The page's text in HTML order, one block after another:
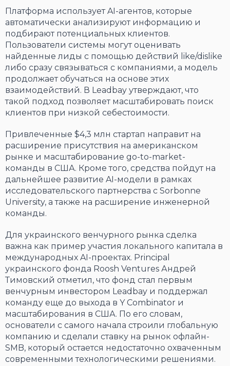
Платформа использует AI-агентов, которые
автоматически анализируют информацию и
подбирают потенциальных клиентов.
Пользователи системы могут оценивать
найденные лиды с помощью действий like/dislike
либо сразу связываться с компаниями, а модель
продолжает обучаться на основе этих
взаимодействий. В Leadbay утверждают, что
такой подход позволяет масштабировать поиск
клиентов при низкой себестоимости.
Привлеченные $4,3 млн стартап направит на
расширение присутствия на американском
рынке и масштабирование go-to-market-
команды в США. Кроме того, средства пойдут на
дальнейшее развитие AI-модели в рамках
исследовательского партнерства с Sorbonne
University, а также на расширение инженерной
команды.
Для украинского венчурного рынка сделка
важна как пример участия локального капитала в
международных AI-проектах. Principal
украинского фонда Roosh Ventures Андрей
Тимовский отметил, что фонд стал первым
венчурным инвестором Leadbay и поддержал
команду еще до выхода в Y Combinator и
масштабирования в США. По его словам,
основатели с самого начала строили глобальную
компанию и сделали ставку на рынок офлайн-
SMB, который остается недостаточно охваченным
современными технологическими решениями.